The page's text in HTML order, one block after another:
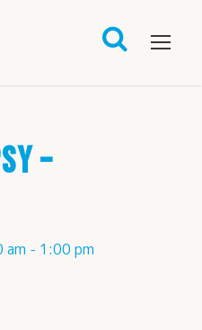
–
am - 1:00 pm